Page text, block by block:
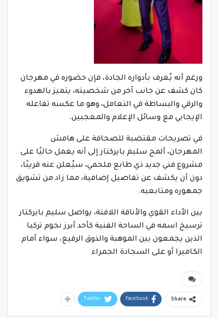
ورغم أنه يُعرف بأدواره الجادة، فإن حضوره في مهرجان
كان كشف عن جانب آخر من شخصيته، يتميز بالهدوء
والرقي والبساطة في التعامل، وهو ما عكسه تفاعله
الإيجابي مع وسائل الإعلام والمعجبين.
في تصريحات مقتضبة للصحافة على هامش
المهرجان، ألمح سليم بايركتار إلى أنه يعمل حاليًا على
مشروع فني جديد ذي طابع ملحمي، سيُعلن عنه قريبًا،
دون أن يكشف عن تفاصيل إضافية، مما زاد من تشويق
جمهوره ومتابعيه.
بين الأداء القوي والأناقة اللافتة، يواصل سليم بايركتار
ترسيخ اسمه في الساحة الفنية كأحد أبرز نجوم تركيا
الذين يجمعون بين الموهبة والذوق الرفيع، سواء أمام
الكاميرا أو على السجادة الحمراء
Share
Facebook
Twitter